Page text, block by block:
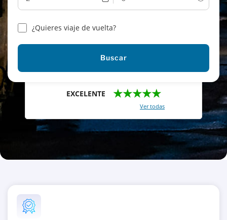
¿Quieres viaje de vuelta?
Buscar
EXCELENTE ★★★★★
Ver todas